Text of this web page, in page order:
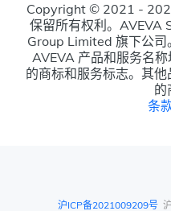
Copyright © 2021 -
保留所有权利。AVEVA
Group Limited 旗下公司
AVEVA 产品和服务名
的商标和服务标志。其
的
条
沪ICP备2021009209号